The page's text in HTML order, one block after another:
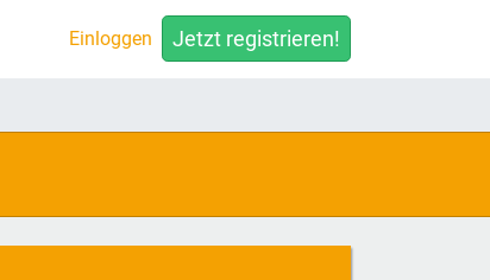
Einloggen Jetzt registrieren!